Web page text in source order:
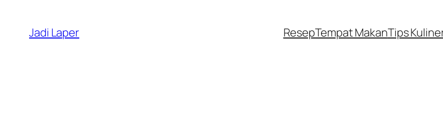
content
Jadi Laper ResepTempat MakanTips